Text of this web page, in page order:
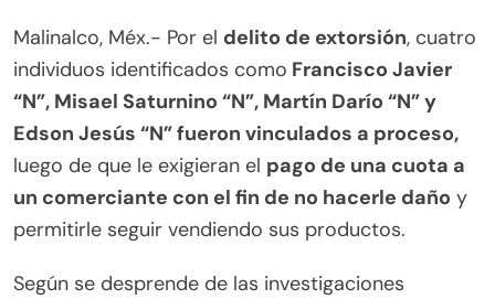
Malinalco, Méx.- Por el delito de extorsión, cuatro
individuos identificados como Francisco Javier
“N”, Misael Saturnino “N”, Martín Darío “N” y
Edson Jesús “N” fueron vinculados a proceso,
luego de que le exigieran el pago de una cuota a
un comerciante con el fin de no hacerle daño y
permitirle seguir vendiendo sus productos.
Según se desprende de las investigaciones